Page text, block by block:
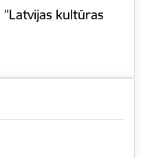
kultūras